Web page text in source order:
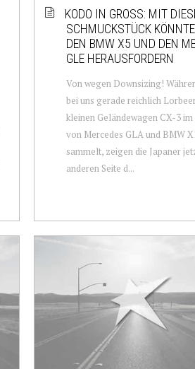
KODO IN GROSS: MIT
CHMUCKSTÜCK KÖNNTE
EN BMW X5 UND DEN
LE HERAUSFORDERN
Von wegen Downsizing!
bei uns gerade reichlich
kleinen Geländewagen CX-3 im
von Mercedes GLA und BMW
sammelt, zeigen die Japaner
anderen Seite d...